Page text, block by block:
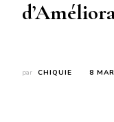
par CHIQUIE 8